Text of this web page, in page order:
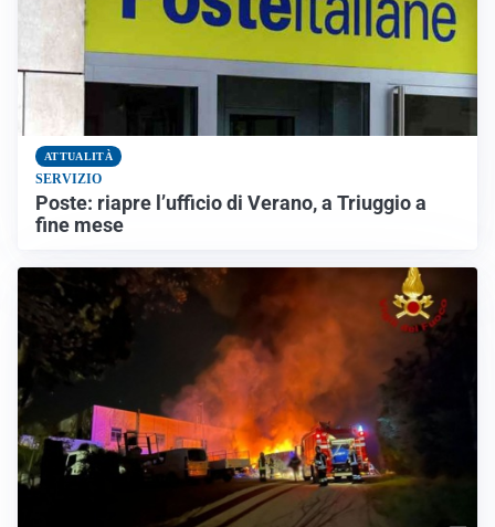
ATTUALITÀ
SERVIZIO
Poste: riapre l’ufficio di Verano, a Triuggio a
fine mese